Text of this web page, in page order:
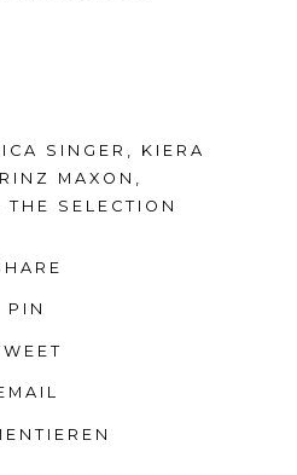
SINGER , KIERA
MAXON ,
THE SELECTION
PIN